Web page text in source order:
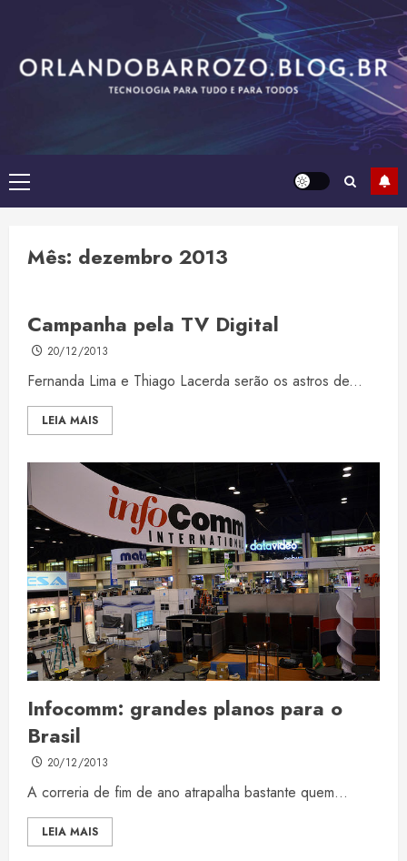
content
Primary
Menu
Mês: dezembro 2013
Campanha pela TV Digital
20/12/2013
Fernanda Lima e Thiago Lacerda serão os astros de...
LEIA MAIS
Infocomm: grandes planos para o
Brasil
20/12/2013
A correria de fim de ano atrapalha bastante quem...
LEIA MAIS